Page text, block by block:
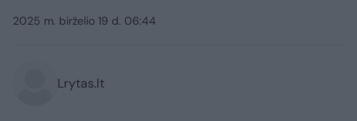
2025 m. birželio 19 d. 06:44
Lrytas.lt